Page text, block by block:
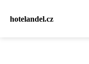
hotelandel.cz